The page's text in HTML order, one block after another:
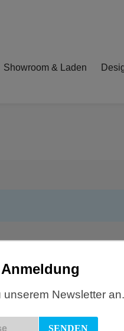
Showroom & Laden
€ 60,- frei
Newsletter an.